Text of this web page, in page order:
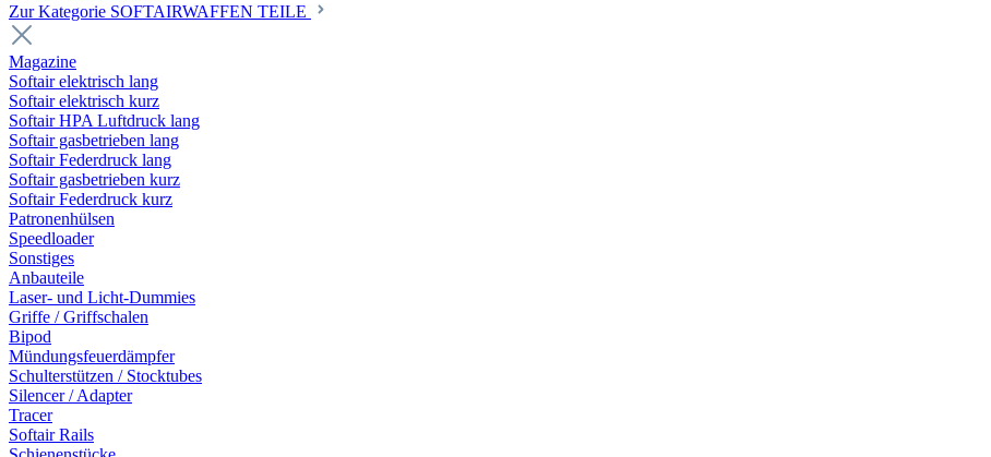
Zur Kategorie SOFTAIRWAFFEN TEILE
Magazine
Softair elektrisch lang
Softair elektrisch kurz
Softair HPA Luftdruck lang
Softair gasbetrieben lang
Softair Federdruck lang
Softair gasbetrieben kurz
Softair Federdruck kurz
Patronenhülsen
Speedloader
Sonstiges
Anbauteile
Laser- und Licht-Dummies
Griffe / Griffschalen
Bipod
Mündungsfeuerdämpfer
Schulterstützen / Stocktubes
Silencer / Adapter
Tracer
Softair Rails